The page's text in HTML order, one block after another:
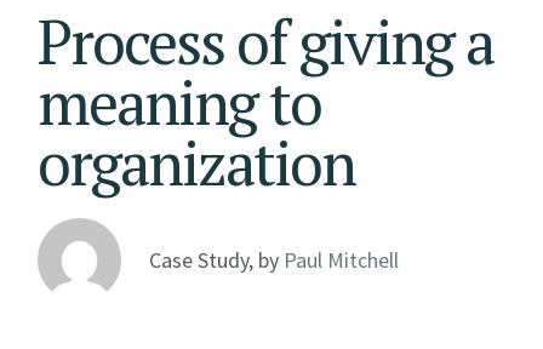
Process of giving a
meaning to
organization
Case Study, by Paul Mitchell